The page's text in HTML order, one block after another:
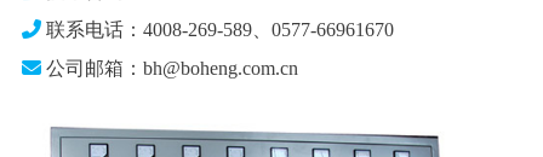
联系电话：4008-269-589、0577-66961670
公司邮箱：bh@boheng.com.cn